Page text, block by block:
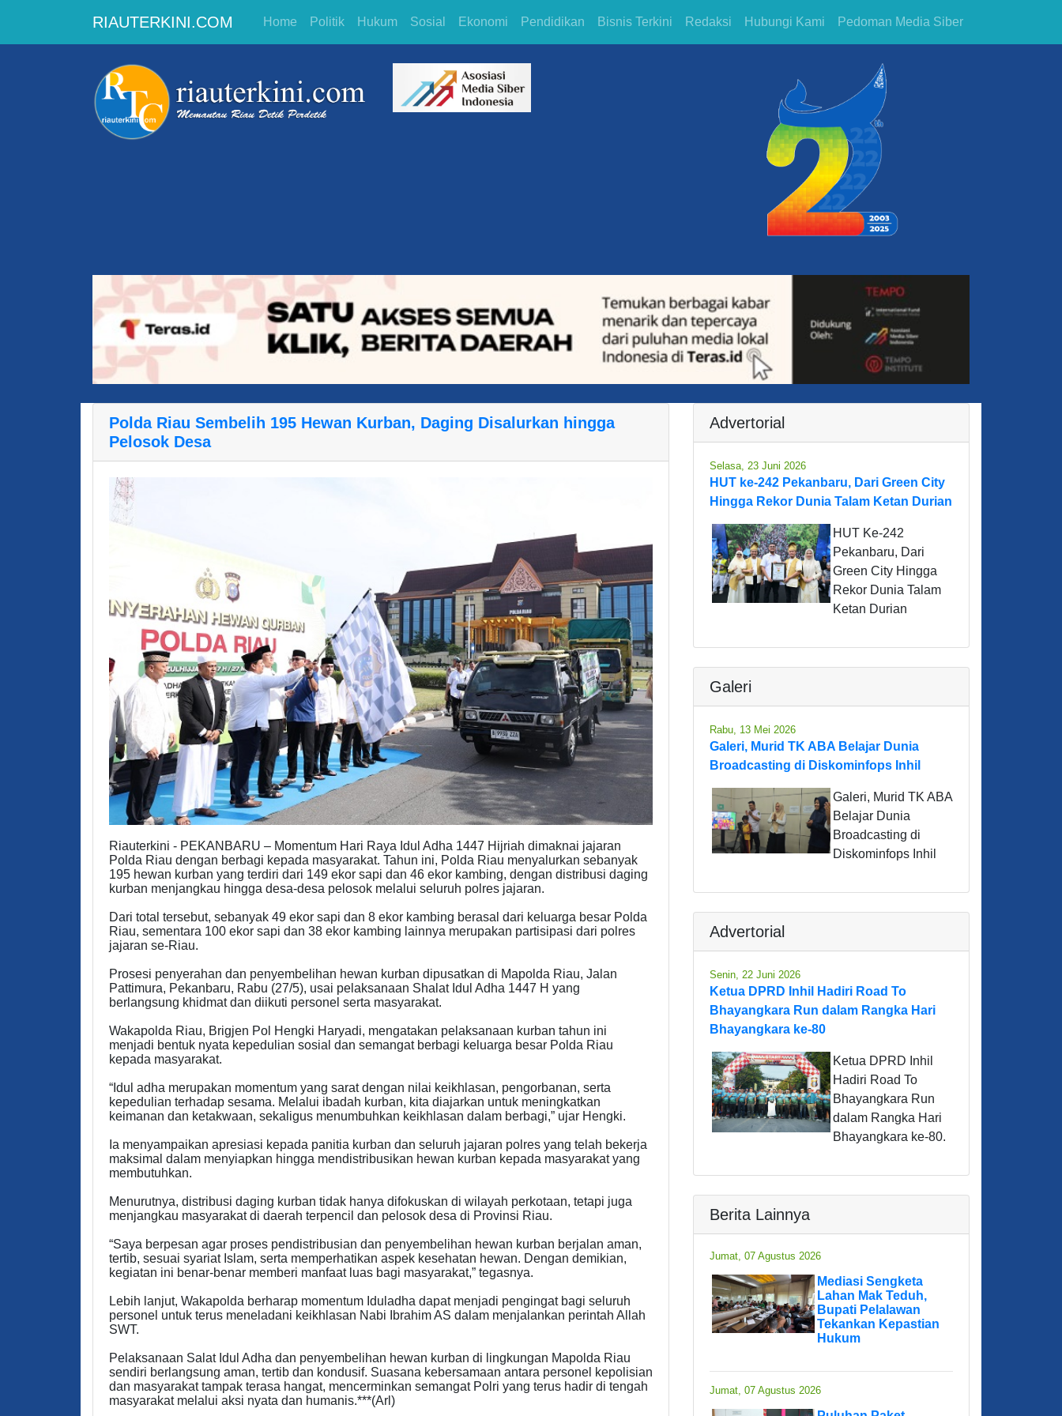
RIAUTERKINI.COM Home Politik Hukum Sosial Ekonomi Pendidikan Bisnis Terkini Redaksi Hubungi Kami Pedoman Media Siber
Polda Riau Sembelih 195 Hewan Kurban, Daging Disalurkan hingga
Pelosok Desa
Riauterkini - PEKANBARU – Momentum Hari Raya Idul Adha 1447 Hijriah dimaknai jajaran
Polda Riau dengan berbagi kepada masyarakat. Tahun ini, Polda Riau menyalurkan sebanyak
195 hewan kurban yang terdiri dari 149 ekor sapi dan 46 ekor kambing, dengan distribusi daging
kurban menjangkau hingga desa-desa pelosok melalui seluruh polres jajaran.
Dari total tersebut, sebanyak 49 ekor sapi dan 8 ekor kambing berasal dari keluarga besar Polda
Riau, sementara 100 ekor sapi dan 38 ekor kambing lainnya merupakan partisipasi dari polres
jajaran se-Riau.
Prosesi penyerahan dan penyembelihan hewan kurban dipusatkan di Mapolda Riau, Jalan
Pattimura, Pekanbaru, Rabu (27/5), usai pelaksanaan Shalat Idul Adha 1447 H yang
berlangsung khidmat dan diikuti personel serta masyarakat.
Wakapolda Riau, Brigjen Pol Hengki Haryadi, mengatakan pelaksanaan kurban tahun ini
menjadi bentuk nyata kepedulian sosial dan semangat berbagi keluarga besar Polda Riau
kepada masyarakat.
“Idul adha merupakan momentum yang sarat dengan nilai keikhlasan, pengorbanan, serta
kepedulian terhadap sesama. Melalui ibadah kurban, kita diajarkan untuk meningkatkan
keimanan dan ketakwaan, sekaligus menumbuhkan keikhlasan dalam berbagi,” ujar Hengki.
Ia menyampaikan apresiasi kepada panitia kurban dan seluruh jajaran polres yang telah bekerja
maksimal dalam menyiapkan hingga mendistribusikan hewan kurban kepada masyarakat yang
membutuhkan.
Menurutnya, distribusi daging kurban tidak hanya difokuskan di wilayah perkotaan, tetapi juga
menjangkau masyarakat di daerah terpencil dan pelosok desa di Provinsi Riau.
“Saya berpesan agar proses pendistribusian dan penyembelihan hewan kurban berjalan aman,
tertib, sesuai syariat Islam, serta memperhatikan aspek kesehatan hewan. Dengan demikian,
kegiatan ini benar-benar memberi manfaat luas bagi masyarakat,” tegasnya.
Lebih lanjut, Wakapolda berharap momentum Iduladha dapat menjadi pengingat bagi seluruh
personel untuk terus meneladani keikhlasan Nabi Ibrahim AS dalam menjalankan perintah Allah
SWT.
Pelaksanaan Salat Idul Adha dan penyembelihan hewan kurban di lingkungan Mapolda Riau
sendiri berlangsung aman, tertib dan kondusif. Suasana kebersamaan antara personel kepolisian
dan masyarakat tampak terasa hangat, mencerminkan semangat Polri yang terus hadir di tengah
masyarakat melalui aksi nyata dan humanis.***(Arl)
Advertorial
Selasa, 23 Juni 2026
HUT ke-242 Pekanbaru, Dari Green City
Hingga Rekor Dunia Talam Ketan Durian
HUT Ke-242
Pekanbaru, Dari
Green City Hingga
Rekor Dunia Talam
Ketan Durian
Galeri
Rabu, 13 Mei 2026
Galeri, Murid TK ABA Belajar Dunia
Broadcasting di Diskominfops Inhil
Galeri, Murid TK ABA
Belajar Dunia
Broadcasting di
Diskominfops Inhil
Advertorial
Senin, 22 Juni 2026
Ketua DPRD Inhil Hadiri Road To
Bhayangkara Run dalam Rangka Hari
Bhayangkara ke-80
Ketua DPRD Inhil
Hadiri Road To
Bhayangkara Run
dalam Rangka Hari
Bhayangkara ke-80.
Berita Lainnya
Jumat, 07 Agustus 2026
Mediasi Sengketa
Lahan Mak Teduh,
Bupati Pelalawan
Tekankan Kepastian
Hukum
Jumat, 07 Agustus 2026